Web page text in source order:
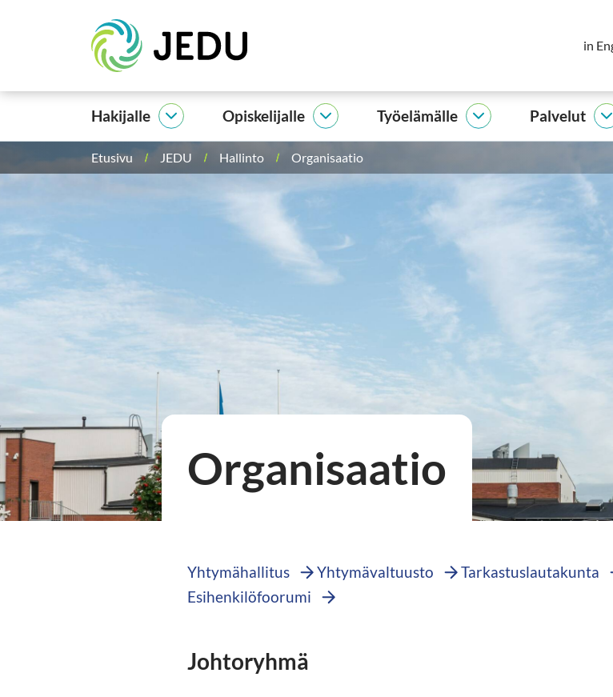
sisältöön
Etusivu
in
Hakijalle
Hakijalle
alasivut
Opiskelijalle
Opiskelijalle
alasivut
Työelämälle
Työelämälle
alasivut
Palvelut
Etusivu JEDU Hallinto Organisaatio
Organisaatio
Yhtymähallitus Yhtymävaltuusto Tarkastuslautakunta
Esihenkilöfoorumi
Johtoryhmä